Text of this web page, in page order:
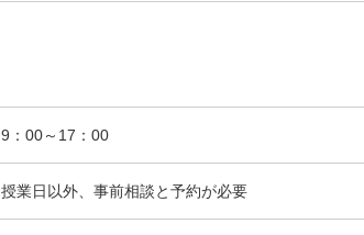
9：00～17：00
授業日以外、事前相談と予約が必要